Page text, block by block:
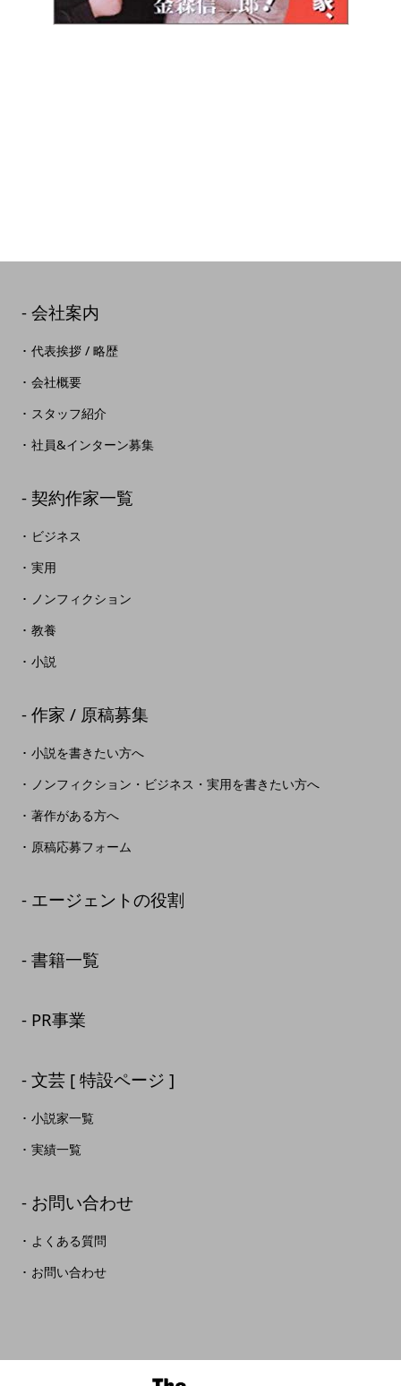
会社案内
代表挨拶 / 略歴
会社概要
スタッフ紹介
社員&インターン募集
契約作家一覧
ビジネス
実用
ノンフィクション
教養
小説
作家 / 原稿募集
小説を書きたい方へ
ノンフィクション・ビジネス・実用を書きたい方へ
著作がある方へ
原稿応募フォーム
エージェントの役割
書籍一覧
PR事業
文芸 [ 特設ページ ]
小説家一覧
実績一覧
お問い合わせ
よくある質問
お問い合わせ